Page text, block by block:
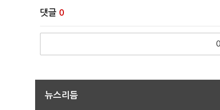
댓글 0
뉴스리듬